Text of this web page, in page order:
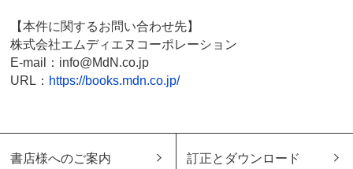
【本件に関するお問い合わせ先】
株式会社エムディエヌコーポレーション
E-mail：info@MdN.co.jp
URL： https://books.mdn.co.jp/
書店様へのご案内 訂正とダウンロード